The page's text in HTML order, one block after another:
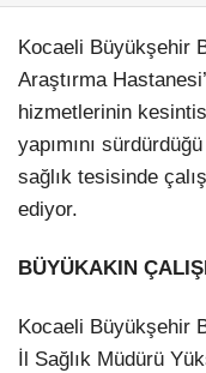
Kocaeli Büyükşehir
Araştırma
hizmetlerinin
yapımını
sağlık tesisinde
ediyor.
BÜYÜKAKIN
Kocaeli Büyükşehir
İl Sağlık Müdürü